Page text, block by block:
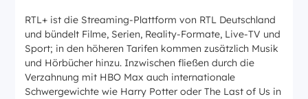
RTL+ ist die Streaming-Plattform von RTL Deutschland
und bündelt Filme, Serien, Reality-Formate, Live-TV und
Sport; in den höheren Tarifen kommen zusätzlich Musik
und Hörbücher hinzu. Inzwischen fließen durch die
Verzahnung mit HBO Max auch internationale
Schwergewichte wie Harry Potter oder The Last of Us in